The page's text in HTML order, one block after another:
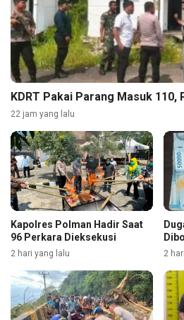
KDRT Pakai Parang Masuk 110,
22 jam yang lalu
Kapolres Polman Hadir Saat
96 Perkara Dieksekusi
2 hari yang lalu 2